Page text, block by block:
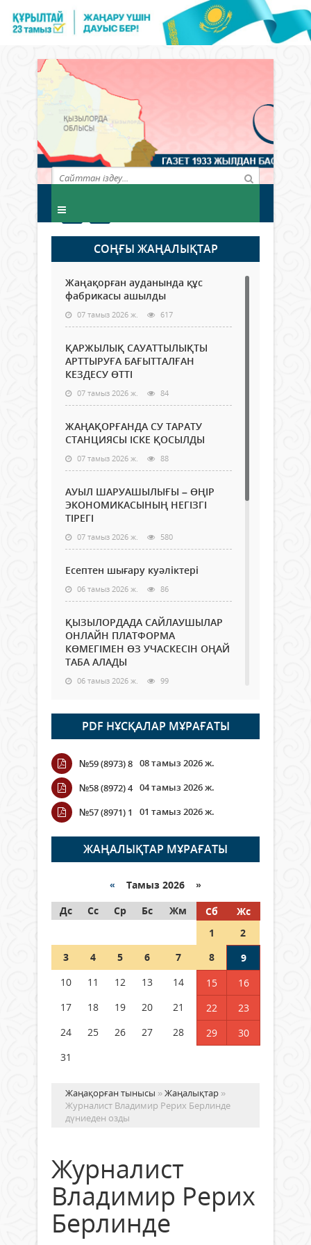
СОҢҒЫ ЖАҢАЛЫҚТАР
Жаңақорған ауданында құс
фабрикасы ашылды
07 тамыз 2026 ж. 617
ҚАРЖЫЛЫҚ САУАТТЫЛЫҚТЫ
АРТТЫРУҒА БАҒЫТТАЛҒАН
КЕЗДЕСУ ӨТТІ
07 тамыз 2026 ж. 84
ЖАҢАҚОРҒАНДА СУ ТАРАТУ
СТАНЦИЯСЫ ІСКЕ ҚОСЫЛДЫ
07 тамыз 2026 ж. 88
АУЫЛ ШАРУАШЫЛЫҒЫ – ӨҢІР
ЭКОНОМИКАСЫНЫҢ НЕГІЗГІ
ТІРЕГІ
07 тамыз 2026 ж. 580
Есептен шығару куәліктері
06 тамыз 2026 ж. 86
ҚЫЗЫЛОРДАДА САЙЛАУШЫЛАР
ОНЛАЙН ПЛАТФОРМА
КӨМЕГІМЕН ӨЗ УЧАСКЕСІН ОҢАЙ
ТАБА АЛАДЫ
06 тамыз 2026 ж. 99
Open Air: Қызылорда облысы
полиция департаменті 20
мыңнан астам көрерменнің
қауіпсіздігін қамтамасыз етті
06 тамыз 2026 ж.
Wi-Fi ҚАБЫРҒА АРҚЫЛЫ ҚАЛАЙ
ӨТЕДІ?
06 тамыз 2026 ж. 276
граждане Казахстана,
05 тамыз 2026 ж. 158
Шетелде жүрген Қазақстан
азаматтары қалай дауыс бере
PDF НҰСҚАЛАР МҰРАҒАТЫ
№59 (8973) 8 08 тамыз 2026 ж.
№58 (8972) 4 04 тамыз 2026 ж.
№57 (8971) 1
01 тамыз 2026 ж.
ЖАҢАЛЫҚТАР МҰРАҒАТЫ
« Тамыз 2026 »
Дс
Сс Ср Бс Жм Сб
Жс
1
2
3
4 5 6 7 8
9
10
11 12 13 14 15
16
17
18 19 20 21 22
23
24
25 26 27 28 29
30
31
Жаңақорған тынысы »Жаңалықтар »
Журналист Владимир Рерих Берлинде
дүниеден озды
Журналист
Владимир Рерих
Берлинде